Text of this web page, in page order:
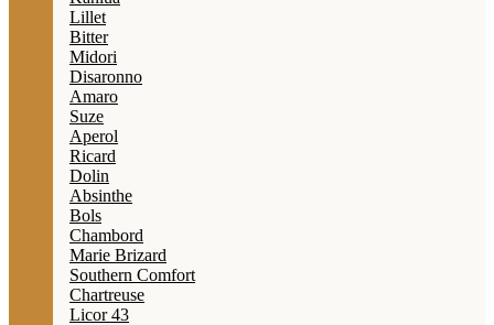
Lillet
Bitter
Midori
Disaronno
Amaro
Suze
Aperol
Ricard
Dolin
Absinthe
Bols
Chambord
Marie Brizard
Southern Comfort
Chartreuse
Licor 43